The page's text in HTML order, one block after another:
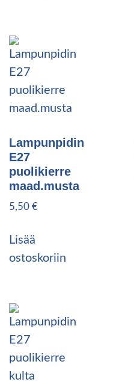
Lampunpidin
E27
puolikierre
maad.musta
5,50 €
Lisää
ostoskoriin